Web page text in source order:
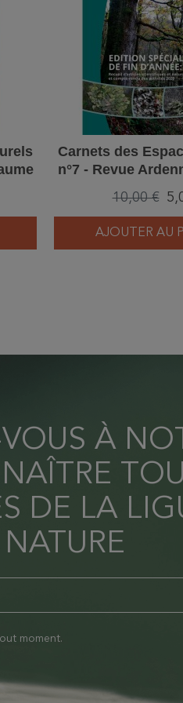
Carnets des
n°7 - Revue
10,00 €
AJOUTER AU
À
DE LA
moment.